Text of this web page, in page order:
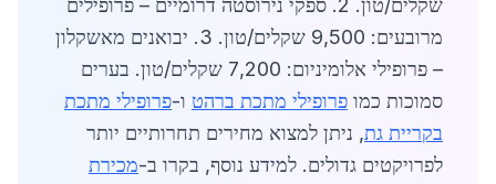
שקלים/טון. 2. ספקי נירוסטה דרומיים – פרופילים
מרובעים: 9,500 שקלים/טון. 3. יבואנים מאשקלון
– פרופילי אלומיניום: 7,200 שקלים/טון. בערים
סמוכות כמו פרופילי מתכת ברהט ו-פרופילי מתכת
בקריית גת, ניתן למצוא מחירים תחרותיים יותר
לפרויקטים גדולים. למידע נוסף, בקרו ב-מכירת